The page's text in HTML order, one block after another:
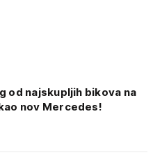
od najskupljih bikova na
nov Mercedes!